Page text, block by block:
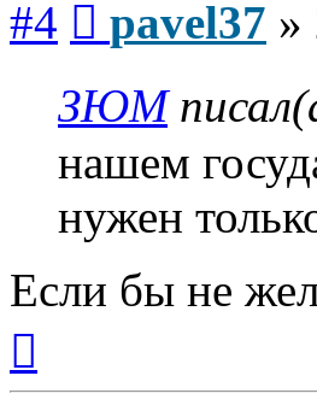
#4 pavel37 »
ЗЮМ
нашем
нужен
Если бы не
началу